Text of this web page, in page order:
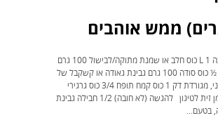
ממש אוהבים
מצרכים 1 ביצה L 1 כוס חלב או שמנת מתוקה/לבישול 100 גרם
גבינת בורסאן ½ כוס סודה 100 גרם גבינת גאודה או קשקבל של
הגבינות של נני, מגורדת דק 1 כוס קמח תופח 3/4 כוס גרגירי
תירס מעט שמן זית לטיגון להגשה (לא חובה) 1/2 חבילה גבינת
בטעם...